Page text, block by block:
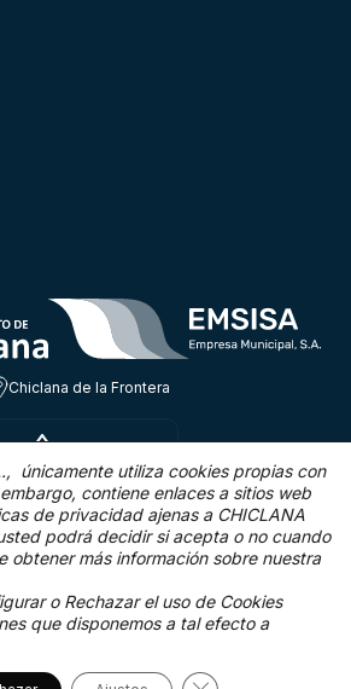
Chiclana de la Frontera
VIE 7 AGO
24.7ºC
2.6 Km/h 0 %
Política de cookies
únicamente utiliza cookies propias con
contiene enlaces a sitios web
de privacidad ajenas a CHICLANA
podrá decidir si acepta o no cuando
obtener más información sobre nuestra
o Rechazar el uso de Cookies
que disponemos a tal efecto a